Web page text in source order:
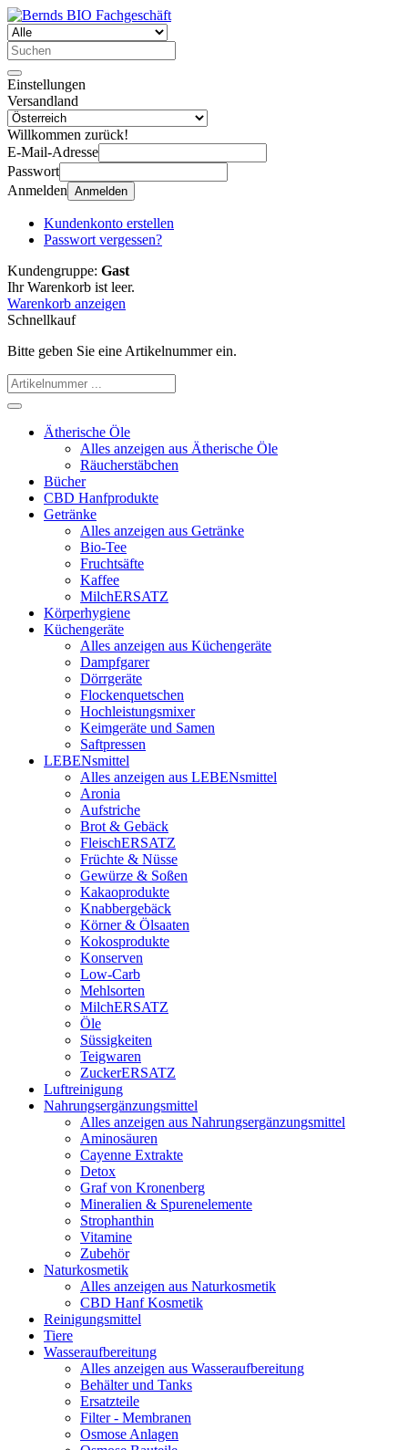
Einstellungen
Versandland
Willkommen zurück!
E-Mail-Adresse
Passwort
Anmelden Anmelden
Kundenkonto erstellen
Passwort vergessen?
Kundengruppe: Gast
Ihr Warenkorb ist leer.
Warenkorb anzeigen
Schnellkauf
Bitte geben Sie eine Artikelnummer ein.
Ätherische Öle
Alles anzeigen aus Ätherische Öle
Räucherstäbchen
Bücher
CBD Hanfprodukte
Getränke
Alles anzeigen aus Getränke
Bio-Tee
Fruchtsäfte
Kaffee
MilchERSATZ
Körperhygiene
Küchengeräte
Alles anzeigen aus Küchengeräte
Dampfgarer
Dörrgeräte
Flockenquetschen
Hochleistungsmixer
Keimgeräte und Samen
Saftpressen
LEBENsmittel
Alles anzeigen aus LEBENsmittel
Aronia
Aufstriche
Brot & Gebäck
FleischERSATZ
Früchte & Nüsse
Gewürze & Soßen
Kakaoprodukte
Knabbergebäck
Körner & Ölsaaten
Kokosprodukte
Konserven
Low-Carb
Mehlsorten
MilchERSATZ
Öle
Süssigkeiten
Teigwaren
ZuckerERSATZ
Luftreinigung
Nahrungsergänzungsmittel
Alles anzeigen aus Nahrungsergänzungsmittel
Aminosäuren
Cayenne Extrakte
Detox
Graf von Kronenberg
Mineralien & Spurenelemente
Strophanthin
Vitamine
Zubehör
Naturkosmetik
Alles anzeigen aus Naturkosmetik
CBD Hanf Kosmetik
Reinigungsmittel
Tiere
Wasseraufbereitung
Alles anzeigen aus Wasseraufbereitung
Behälter und Tanks
Ersatzteile
Filter - Membranen
Osmose Anlagen